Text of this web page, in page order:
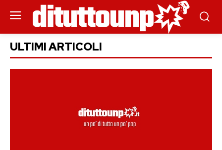
ULTIMI ARTICOLI